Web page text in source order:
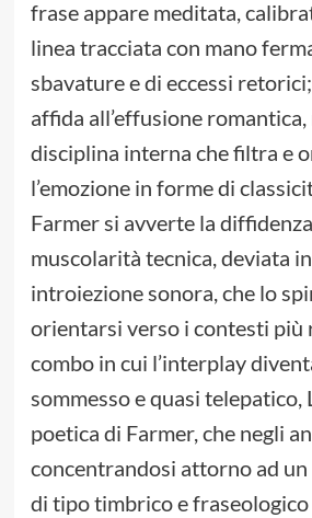
frase appare meditata,
linea tracciata con mano
sbavature e di eccessi
affida all’effusione romantica,
disciplina interna che filtra e
l’emozione in forme di
Farmer si avverte la
muscolarità tecnica, deviata
introiezione sonora, che lo
orientarsi verso i contesti
combo in cui l’interplay
sommesso e quasi telepatico,
poetica di Farmer, che negli
concentrandosi attorno ad
di tipo timbrico e fraseologico